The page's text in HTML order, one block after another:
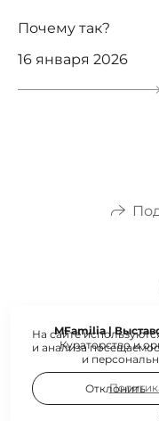
Почему так?
16 января 2026
MFamilia |
Кураторство и
и
На сайте
и анализа
Отклонить